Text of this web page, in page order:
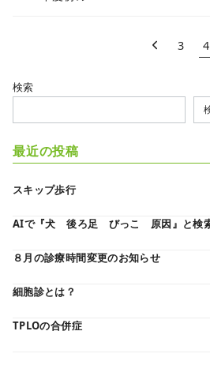
3 4
検索
最近の投稿
スキップ歩行
AIで『犬 後ろ足 びっこ 原因』と検索
８月の診療時間変更のお知らせ
細胞診とは？
TPLOの合併症